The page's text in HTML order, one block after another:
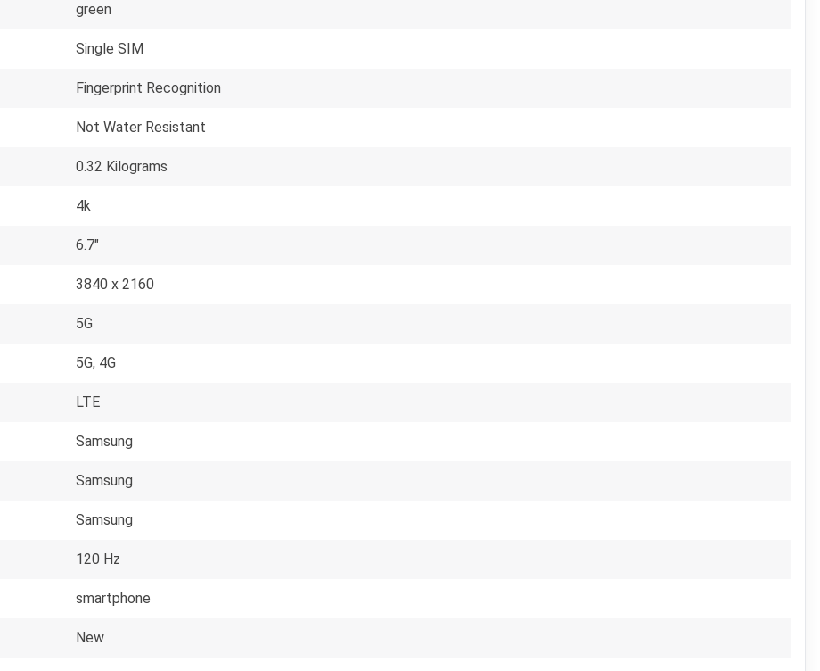
green
Single SIM
Fingerprint Recognition
Not Water Resistant
0.32 Kilograms
4k
6.7"
3840 x 2160
5G
5G, 4G
LTE
Samsung
Samsung
Samsung
120 Hz
smartphone
New